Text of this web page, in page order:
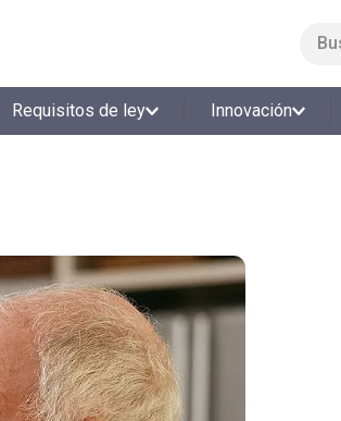
Requisitos de ley Innovación
LO MÁS BUSCADO
1.
smart fit
5.
cocina
6.
tiqueteras
7.
refrigerio
8.
torneo bolos